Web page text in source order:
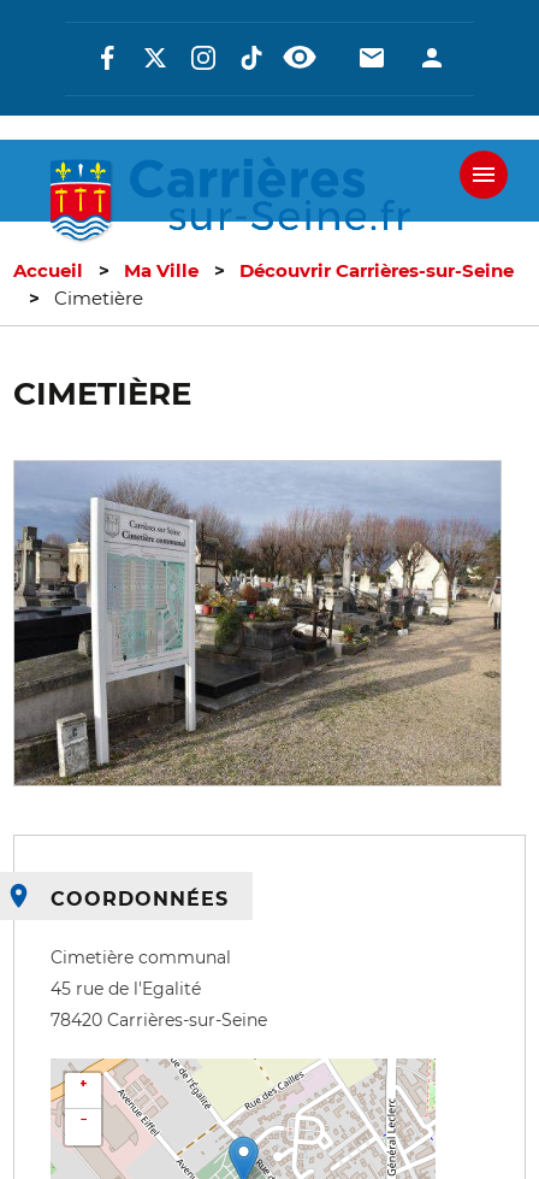
Aller
au
contenu
Réseaux
En-
-
En-
-
Accueil Ma Ville
Découvrir Carrières-sur-Seine
Cimetière
CIMETIÈRE
COORDONNÉES
Cimetière communal
45 rue de l'Egalité
78420 Carrières-sur-Seine
+
−